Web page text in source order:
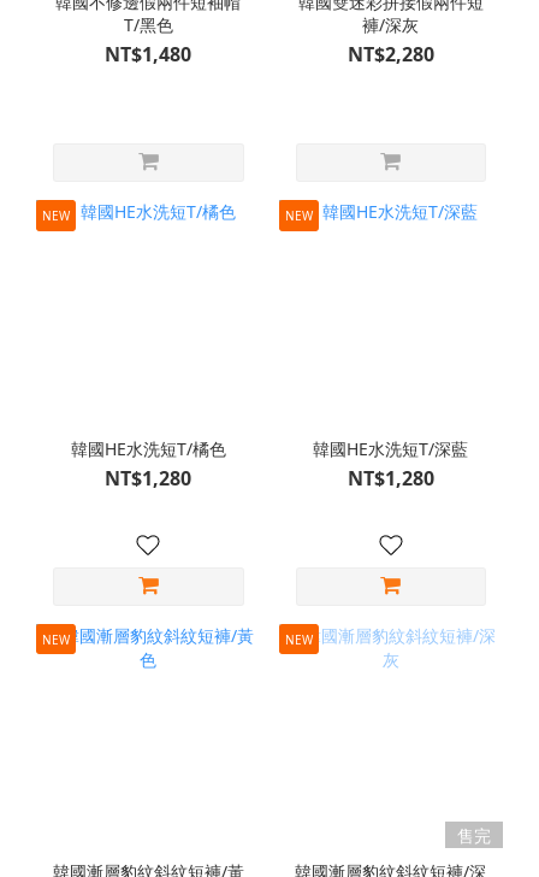
T/黑色
NT$1,480
褲/深灰
NT$2,280
NEW
韓國HE水洗短T/橘色
NT$1,280
NEW
韓國HE水洗短T/深藍
NT$1,280
NEW
韓國漸層豹紋斜紋短褲/黃
NEW
售完
韓國漸層豹紋斜紋短褲/深